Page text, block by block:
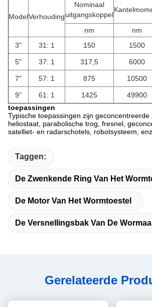
ModelVerhouding
Nominaal
uitgangskoppel
nm nm
3"
31: 1 150 1500
5" 37: 1 317,5 6000
7" 57: 1 875 10500
9" 61: 1 1425 49900
toepassingen
Typische toepassingen zijn
heliostaat, parabolische trog, fresnel,
satelliet- en radarschotels, robotsysteem, enz.
Taggen:
De Zwenkende Ring Van Het
De Motor Van Het Wormtoestel
De Versnellingsbak Van De
Gerelateerde